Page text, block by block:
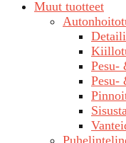
Muut tuotteet
Pesu-
Pesu-